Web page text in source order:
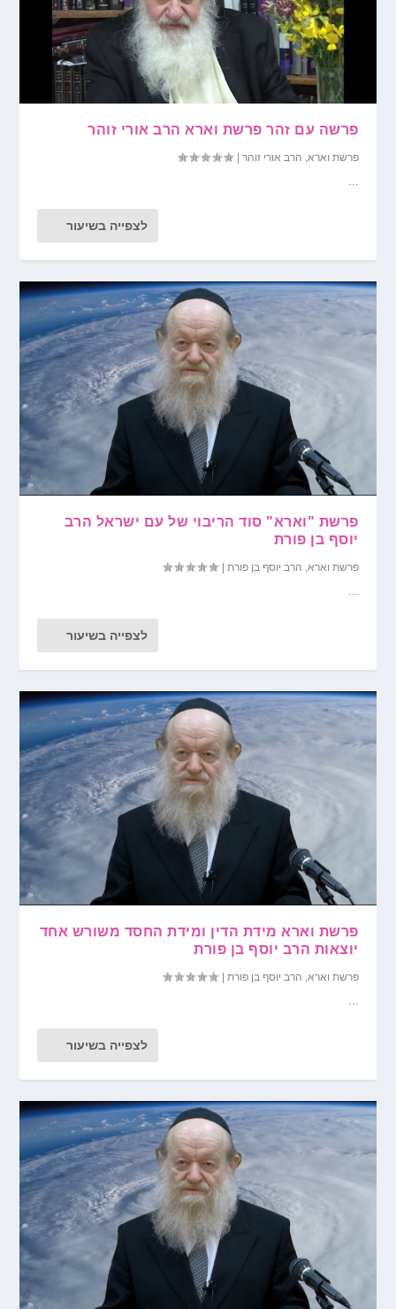
פרשה עם זהר פרשת וארא הרב אורי זוהר
פרשת וארא, הרב אורי זוהר |
לצפייה בשיעור
פרשת "וארא" סוד הריבוי של עם ישראל הרב
יוסף בן פורת
פרשת וארא, הרב יוסף בן פורת |
לצפייה בשיעור
פרשת וארא מידת הדין ומידת החסד משורש אחד
יוצאות הרב יוסף בן פורת
פרשת וארא הרב יוסף בן פורת |
לצפייה בשיעור